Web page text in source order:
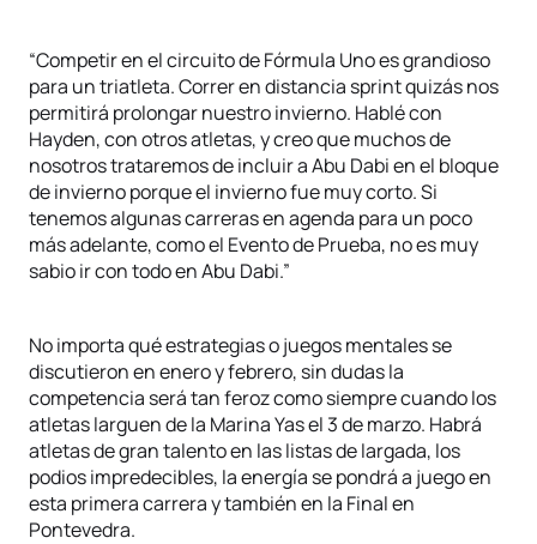
“Competir en el circuito de Fórmula Uno es grandioso
para un triatleta. Correr en distancia sprint quizás nos
permitirá prolongar nuestro invierno. Hablé con
Hayden, con otros atletas, y creo que muchos de
nosotros trataremos de incluir a Abu Dabi en el bloque
de invierno porque el invierno fue muy corto. Si
tenemos algunas carreras en agenda para un poco
más adelante, como el Evento de Prueba, no es muy
sabio ir con todo en Abu Dabi.”
No importa qué estrategias o juegos mentales se
discutieron en enero y febrero, sin dudas la
competencia será tan feroz como siempre cuando los
atletas larguen de la Marina Yas el 3 de marzo. Habrá
atletas de gran talento en las listas de largada, los
podios impredecibles, la energía se pondrá a juego en
esta primera carrera y también en la Final en
Pontevedra.